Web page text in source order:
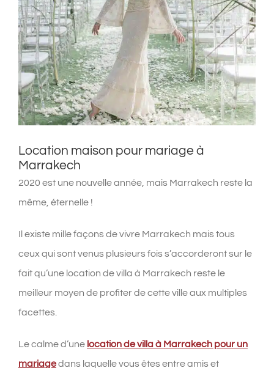
Location maison pour mariage à
Marrakech
2020 est une nouvelle année, mais Marrakech reste la
même, éternelle !
Il existe mille façons de vivre Marrakech mais tous
ceux qui sont venus plusieurs fois s’accorderont sur le
fait qu’une location de villa à Marrakech reste le
meilleur moyen de profiter de cette ville aux multiples
facettes.
Le calme d’une location de villa à Marrakech pour un
mariagedans laquelle vous êtes entre amis et